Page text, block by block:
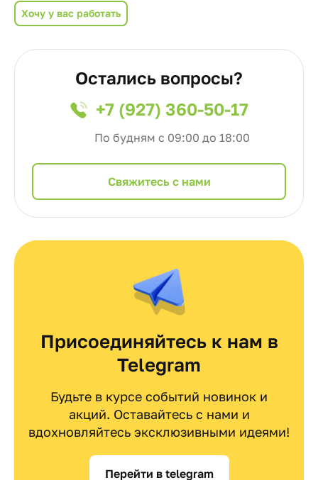
Хочу у вас работать
Остались вопросы?
+7 (927) 360-50-17
По будням с 09:00 до 18:00
Cвяжитесь с нами
Присоединяйтесь к нам в
Telegram
Будьте в курсе событий новинок и
акций. Оставайтесь с нами и
вдохновляйтесь эксклюзивными идеями!
Перейти в telegram